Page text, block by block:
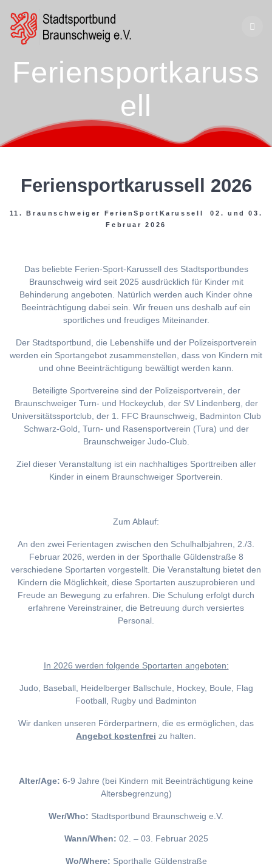
Feriensportkaruss
ell
Feriensportkarussell 2026
11. Braunschweiger FerienSportKarussell 02. und 03.
Februar 2026
Das beliebte Ferien-Sport-Karussell des Stadtsportbundes
Braunschweig wird seit 2025 ausdrücklich für Kinder mit
Behinderung angeboten. Natürlich werden auch Kinder ohne
Beeinträchtigung dabei sein. Wir freuen uns deshalb auf ein
sportliches und freudiges Miteinander.
Der Stadtsportbund, die Lebenshilfe und der Polizeisportverein
werden ein Sportangebot zusammenstellen, dass von Kindern mit
und ohne Beeinträchtigung bewältigt werden kann.
Beteiligte Sportvereine sind der Polizeisportverein, der
Braunschweiger Turn- und Hockeyclub, der SV Lindenberg, der
Universitätssportclub, der 1. FFC Braunschweig, Badminton Club
Schwarz-Gold, Turn- und Rasensportverein (Tura) und der
Braunschweiger Judo-Club.
Ziel dieser Veranstaltung ist ein nachhaltiges Sporttreiben aller
Kinder in einem Braunschweiger Sportverein.
Zum Ablauf:
An den zwei Ferientagen zwischen den Schulhalbjahren, 2./3.
Februar 2026, werden in der Sporthalle Güldenstraße 8
verschiedene Sportarten vorgestellt. Die Veranstaltung bietet den
Kindern die Möglichkeit, diese Sportarten auszuprobieren und
Freude an Bewegung zu erfahren. Die Schulung erfolgt durch
erfahrene Vereinstrainer, die Betreuung durch versiertes
Personal.
In 2026 werden folgende Sportarten angeboten:
Judo, Baseball, Heidelberger Ballschule, Hockey, Boule, Flag
Football, Rugby und Badminton
Wir danken unseren Förderpartnern, die es ermöglichen, das
Angebot kostenfrei zu halten.
Alter/Age: 6-9 Jahre (bei Kindern mit Beeinträchtigung keine
Altersbegrenzung)
Wer/Who: Stadtsportbund Braunschweig e.V.
Wann/When: 02. – 03. Februar 2025
Wo/Where: Sporthalle Güldenstraße